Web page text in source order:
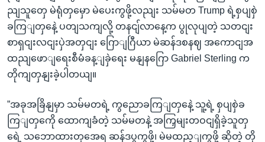
ညျသူတှေ မဲရုံတှမှော မဲပေးကွဖို့လညျး သမ်မတ Trump ရဲ့စှပျစှဲ
ခကြျတှနေဲ့ ပတျသကျလို့ တနငျ်လာနေ့က ပွုလုပျတဲ့ သတငျး
စာရှငျးလငျးပှဲအတှငျး ဂြောျဂြီယာ မဲဆန်ဒစနဈ အကောငျအ
ထညျဖောျရေးစီမံခန့ျခှဲရေး မနျနဂြော Gabriel Sterling က
တိုကျတှနျးခဲ့ပါတယျ။
”အခုအခြိနျမှာ သမ်မတရဲ့ ကွညောခကြျတှနေဲ့ သူ့ရဲ့ စှပျစှဲခ
ကြျတှကေို ထောကျခံတဲ့ သမ်မတနဲ့ အကြှမျးတဝငျရှိခဲ့သူတှ
ရေဲ့ သဘောထားတှအေရ ဆန်ဒပွကွဖို့၊ မဲမထည့ျကွဖို့ ဆိုတဲ့ တို